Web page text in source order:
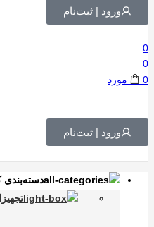
ورود | ثبت‌نام
0
0
0
مورد
ورود | ثبت‌نام
دسته‌بندی